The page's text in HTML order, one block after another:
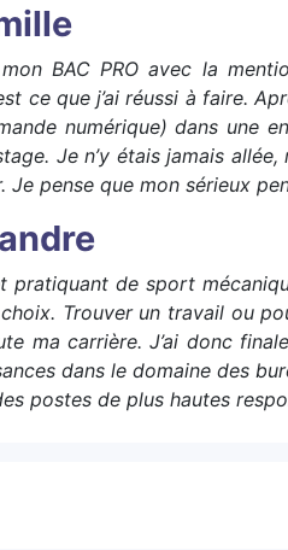
mon BAC PRO avec la
ce que j’ai réussi à faire.
numérique) dans une
Je n’y étais jamais
Je pense que mon sérieux
pratiquant de sport
Trouver un travail ou
ma carrière. J’ai donc
dans le domaine des
postes de plus hautes